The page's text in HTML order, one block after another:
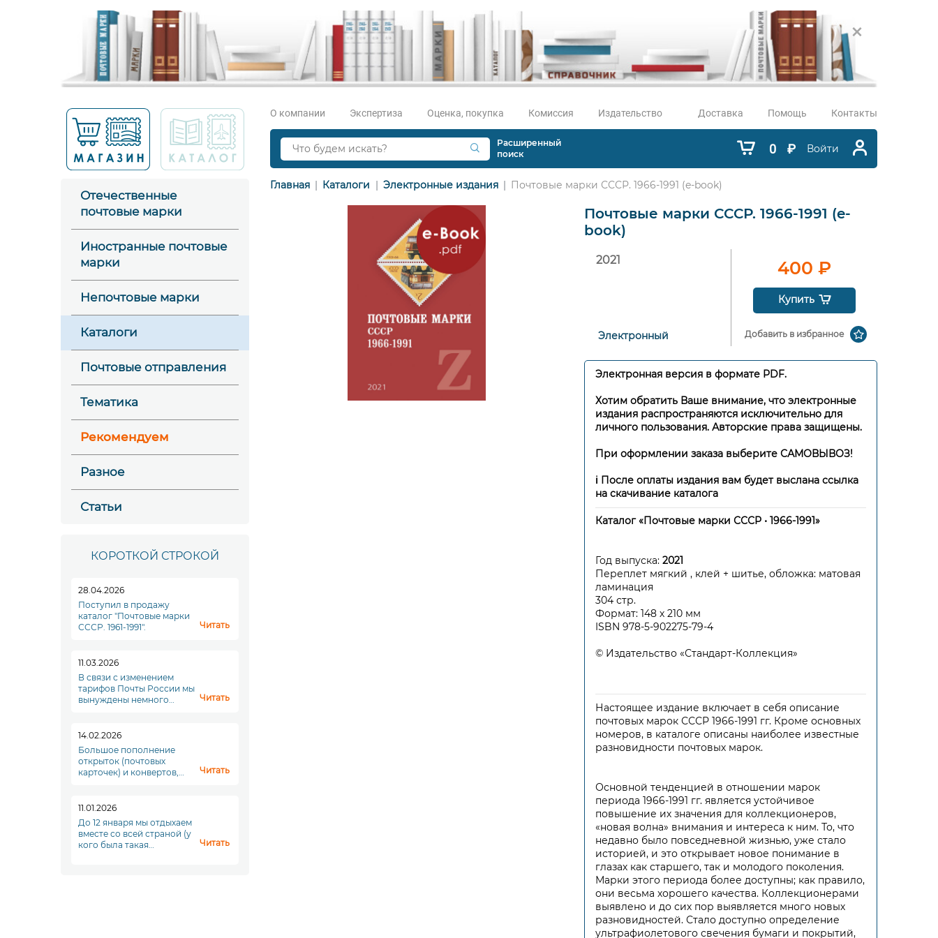
О компании Экспертиза Оценка, покупка Комиссия Издательство Доставка Помощь Контакты
Расширенный
поиск
0 ₽ Войти
Отечественные
почтовые марки
Иностранные почтовые
марки
Непочтовые марки
Каталоги
Почтовые отправления
Тематика
Рекомендуем
Разное
Статьи
КОРОТКОЙ СТРОКОЙ
28.04.2026
Поступил в продажу
каталог "Почтовые марки
СССР. 1961-1991".
Читать
11.03.2026
В связи с изменением
тарифов Почты России мы
вынуждены немного
делать...
Читать
14.02.2026
Большое пополнение
открыток (почтовых
карточек) и конвертов,
Читать
11.01.2026
До 12 января мы отдыхаем
вместе со всей страной (у
кого была такая
Читать
Главная Каталоги Электронные издания Почтовые марки СССР. 1966-1991 (e-book)
Почтовые марки СССР. 1966-1991 (e-
book)
2021
Электронный
400 ₽
Купить
Добавить в избранное
Электронная версия в формате PDF.
Хотим обратить Ваше внимание, что электронные
издания распространяются исключительно для
личного пользования. Авторские права защищены.
При оформлении заказа выберите САМОВЫВОЗ!
ℹ️ После оплаты издания вам будет выслана ссылка
на скачивание каталога
Каталог «Почтовые марки СССР • 1966-1991»
Год выпуска: 2021
Переплет мягкий , клей + шитье, обложка: матовая
ламинация
304 стр.
Формат: 148 х 210 мм
ISBN 978-5-902275-79-4
© Издательство «Стандарт-Коллекция»
Настоящее издание включает в себя описание
почтовых марок СССР 1966-1991 гг. Кроме основных
номеров, в каталоге описаны наиболее известные
разновидности почтовых марок.
Основной тенденцией в отношении марок
периода 1966-1991 гг. является устойчивое
повышение их значения для коллекционеров,
«новая волна» внимания и интереса к ним. То, что
недавно было повседневной жизнью, уже стало
историей, и это открывает новое понимание в
глазах как старшего, так и молодого поколения.
Марки этого периода более доступны; как правило,
они весьма хорошего качества. Коллекционерами
выявлено и до сих пор выявляется много новых
разновидностей. Стало доступно определение
ультрафиолетового свечения бумаги и покрытий,